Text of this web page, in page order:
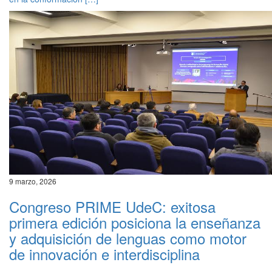
9 marzo, 2026
Congreso PRIME UdeC: exitosa
primera edición posiciona la enseñanza
y adquisición de lenguas como motor
de innovación e interdisciplina